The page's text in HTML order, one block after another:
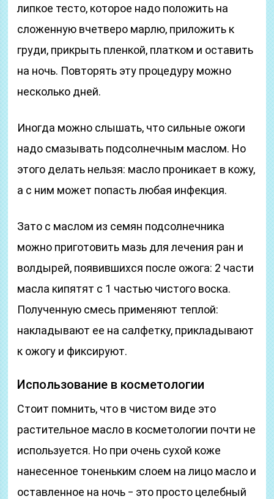
липкое тесто, которое надо положить на
сложенную вчетверо марлю, приложить к
груди, прикрыть пленкой, платком и оставить
на ночь. Повторять эту процедуру можно
несколько дней.
Иногда можно слышать, что сильные ожоги
надо смазывать подсолнечным маслом. Но
этого делать нельзя: масло проникает в кожу,
а с ним может попасть любая инфекция.
Зато с маслом из семян подсолнечника
можно приготовить мазь для лечения ран и
волдырей, появившихся после ожога: 2 части
масла кипятят с 1 частью чистого воска.
Полученную смесь применяют теплой:
накладывают ее на салфетку, прикладывают
к ожогу и фиксируют.
Использование в косметологии
Стоит помнить, что в чистом виде это
растительное масло в косметологии почти не
используется. Но при очень сухой коже
нанесенное тоненьким слоем на лицо масло и
оставленное на ночь ‒ это просто целебный